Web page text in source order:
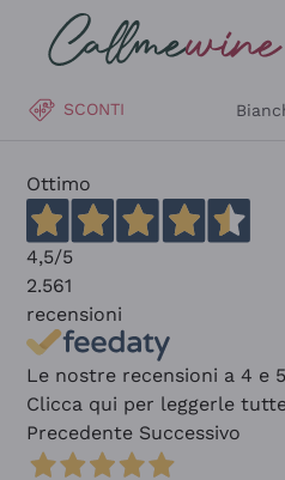
Salta al contenuto principale
SCONTI
Ottimo
4,5/5
2.561
recensioni
Le nostre recensioni a 4 e
Clicca qui per leggerle
Precedente Successivo